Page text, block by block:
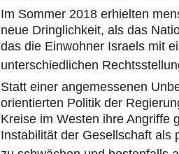
Im Sommer 2018 erhielten
neue Dringlichkeit, als das
das die Einwohner Israels mit
unterschiedlichen
Statt einer angemessenen
orientierten Politik der
Kreise im Westen ihre Angriffe
Instabilität der Gesellschaft als